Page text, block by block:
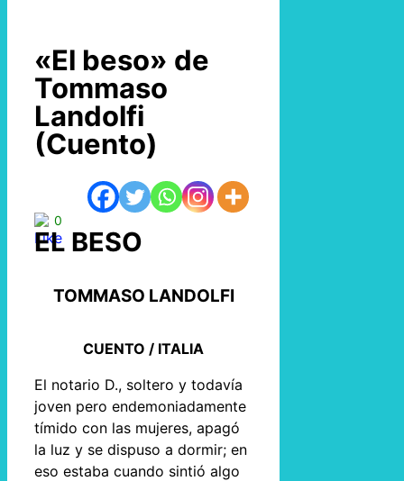
«El beso» de
Tommaso
Landolfi
(Cuento)
0
EL BESO
TOMMASO LANDOLFI
CUENTO / ITALIA
El notario D., soltero y todavía
joven pero endemoniadamente
tímido con las mujeres, apagó
la luz y se dispuso a dormir; en
eso estaba cuando sintió algo